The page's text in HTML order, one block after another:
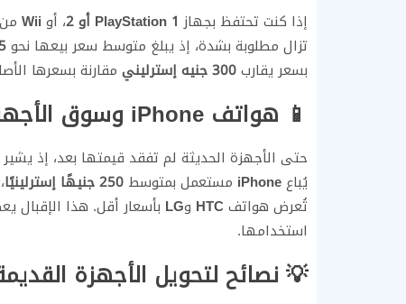
إذا كنت تحتفظ بجهاز PlayStation 1 أو 2 ، أو Wii
تزال مطلوبة بشدة، إذ يبلغ متوسط سعر بيعها نحو45
بسعر يقارب300 جنيه إسترليني مقارنة بسعرها الأصلي البالغ 429.99
📱 هواتف iPhone وسوق الأجهزة المستعملة الحديثة
حتى الأجهزة الحديثة لم تفقد قيمتها بعد، إذ
يُباعiPhone مستعمل بمتوسط250 جنيهًا إسترلينيًا
تُعرض هواتفHTC وLG بأسعار أقل. هذا الإقبال
استخدامها.
💡 نصائح لتحويل الأجهزة